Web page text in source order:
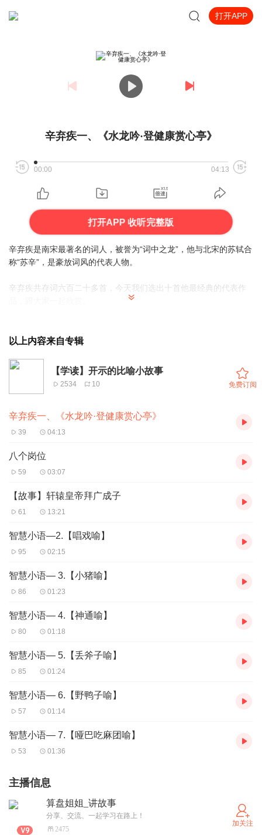
打开APP
辛弃疾一、《水龙吟·登健康赏心亭》
00:00 04:13
打开APP 收听完整版
辛弃疾是南宋最著名的词人，被誉为“词中之龙”，他与北宋的苏轼合
称“苏辛”，是豪放词风的代表人物。
辛弃疾共存词六百二十多首，今天我们选出十首他最经典的代表作
水龙吟·登建康赏心亭
髻。
落日楼头，断鸿声里，江南游子。把吴钩看了，栏杆拍遍，无人
休说鲈鱼堪脍，尽西风，季鹰归未？求田问舍，怕应羞见，刘郎才
可惜流年，忧愁风雨，树犹如此！倩何人唤取，红巾翠袖，揾英雄
泪！
这首词写于宋孝宗淳熙元年（1174）秋，此时，辛弃疾在时任建康
留守叶衡的幕府中当参议官。辛弃疾本是怀着报国之志，从金国统
的愤懑可想而知。因此，辛弃疾借登临赏心亭之际，写下了这首
词的上阕写景。楚天千里，辽远空阔，秋色无边无际，江水奔流，
直到天边。词人登亭远望，目光极处，远山层层叠叠，有的像美人
头上的玉簪，有的像美人头上的发髻，煞是好看。然而，一想到还
有一半山河沦陷敌手，眼前的山河反而引起了词人内心无限的愁
恨。
落日挂在楼头，鸿雁发出悲鸣，他这个客居江面的游子，看遍了手
内心的一腔热血。
词的下阕，连胜张翰、许汜、桓温三人的典故，传达时光流逝、壮
词人不想像张翰那样，因为思念家乡菜，便辞官归家，也不想像许
汜那样，身处乱世，家国破碎，却只知求田问舍，连刘备都看不起
去，他却一直得不到朝廷的重用。当年桓温北征，看到曾经种在琅
琊的树苗，已经长成参天大树，不禁感慨地说：“树犹如此，人何以
堪。“而现在，词人看着亭外的树，他就像那些树，还能经受多少风
吹雨打呢？
词的最后说，想要请求一二红颜知己，擦拭自己伤心的泪水，都找
以上内容来自专辑
【学读】开示的比喻小故事
2534 10 免费订阅
辛弃疾一、《水龙吟·登健康赏心亭》
39 04:13
八个岗位
59 03:07
【故事】轩辕皇帝拜广成子
61 13:21
智慧小语—2.【唱戏喻】
95 02:15
智慧小语— 3.【小猪喻】
86 01:23
智慧小语— 4.【神通喻】
80 01:18
智慧小语— 5.【丢斧子喻】
85 01:24
智慧小语— 6.【野鸭子喻】
57 01:14
智慧小语— 7.【哑巴吃麻团喻】
53 01:36
主播信息
算盘姐姐_讲故事
分享、交流、一起学习在路上！
2475
加关注